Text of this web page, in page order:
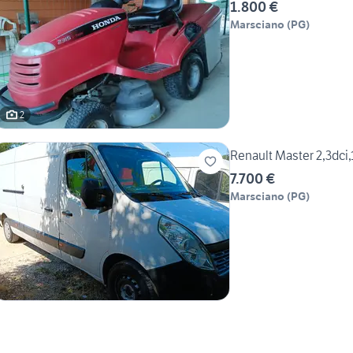
2
1.800 €
Marsciano (PG)
Renault Master
7.700 €
Marsciano (PG)